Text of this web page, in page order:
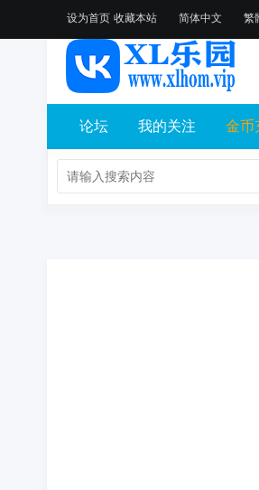
设为首页 收藏本站 简体中文 繁
论坛 我的关注 金币